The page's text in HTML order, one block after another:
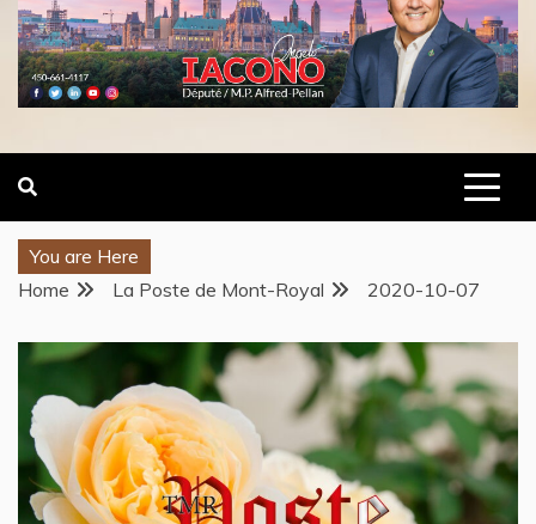
You are Here
Home
La Poste de Mont-Royal 2020-10-07